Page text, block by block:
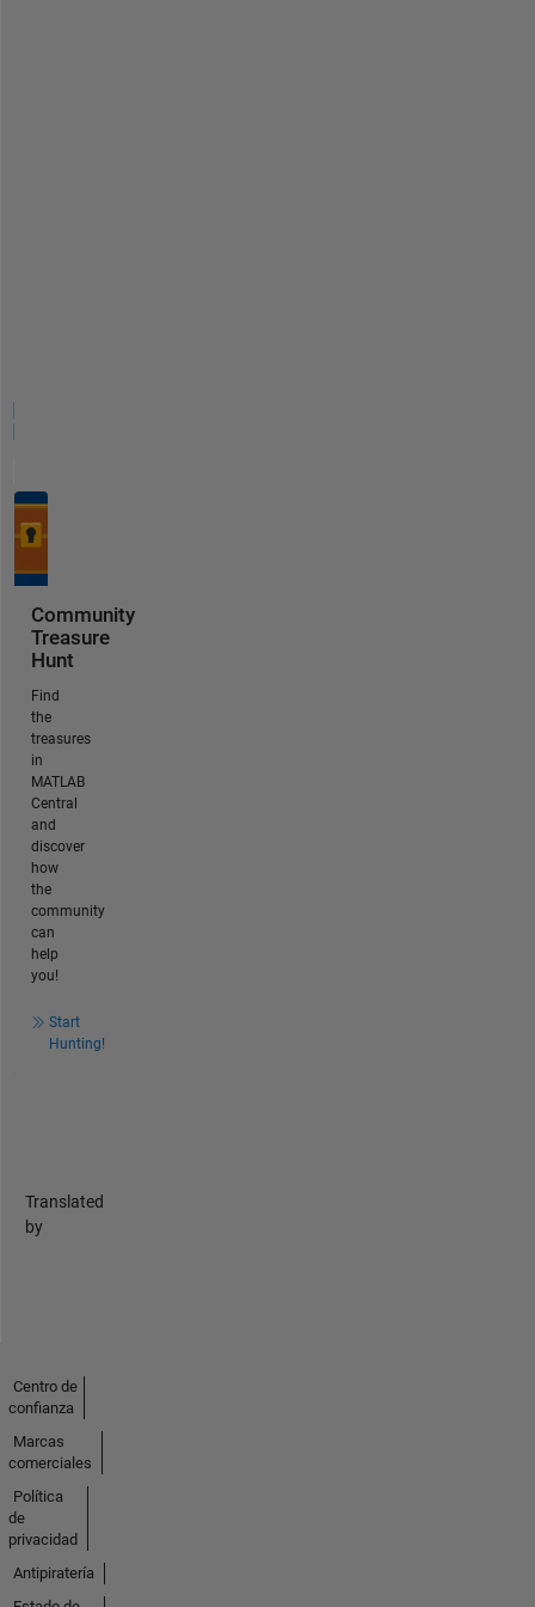
Community
Treasure
Hunt
Find
the
treasures
in
MATLAB
Central
and
discover
how
the
community
can
help
you!
Start
Hunting!
Translated
by
Centro de
confianza
Marcas
comerciales
Política
de
privacidad
Antipiratería